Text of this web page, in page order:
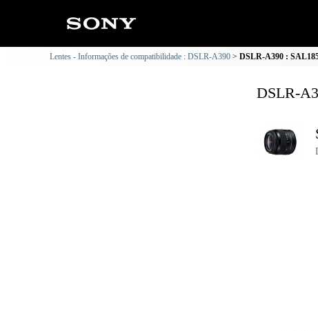
Lentes - Informações de compatibilidade : DSLR-A390 DSLR-A390 :
DSLR-